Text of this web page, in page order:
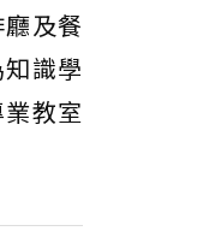
及餐
識學
教室